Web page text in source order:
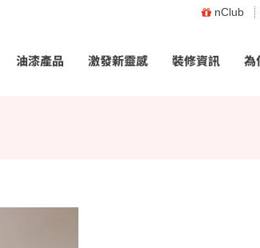
nClub
油漆產品 激發新靈感 裝修資訊 為